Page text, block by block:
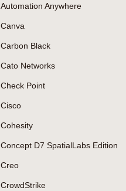
Automation Anywhere
Canva
Carbon Black
Cato Networks
Check Point
Cisco
Cohesity
Concept D7 SpatialLabs Edition
Creo
CrowdStrike